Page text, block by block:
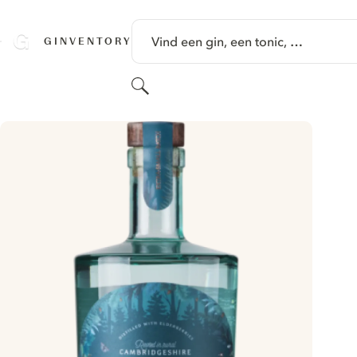
GINVENTORY Vind een gin, een tonic, …
Zoeken